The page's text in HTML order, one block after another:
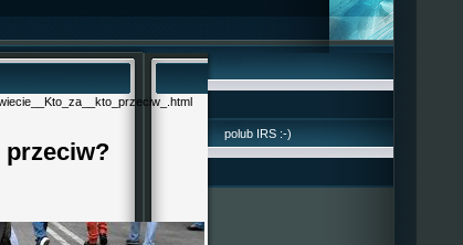
przeciw?
polub IRS :-)